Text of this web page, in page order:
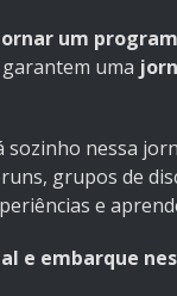
um
uma
sozinho nessa
grupos de
e
e embarque